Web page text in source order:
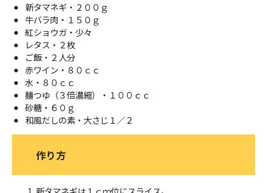
新タマネギ・２００ｇ
牛バラ肉・１５０ｇ
紅ショウガ・少々
レタス・２枚
ご飯・２人分
赤ワイン・８０ｃｃ
水・８０ｃｃ
麺つゆ（３倍濃縮）・１００ｃｃ
砂糖・６０ｇ
和風だしの素・大さじ１／２
作り方